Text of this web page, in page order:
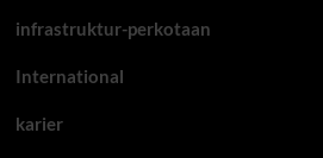
infrastruktur-perkotaan
International
karier